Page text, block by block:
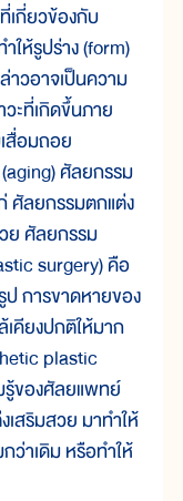
กี่ยวข้องกับ
ให้รูปร่าง (form)
าวอาจเป็นความ
ะที่เกิดขึ้นภาย
สื่อมถอย
ศัลยกรรม
ศัลยกรรมตกแต่ง
ย ศัลยกรรม
surgery) คือ
การขาดหายของ
เคียงปกติให้มาก
plastic
ของศัลยแพทย์
สริมสวย มาทำให้
าเดิม หรือทำให้